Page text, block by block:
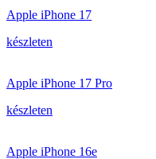
Apple iPhone 17
készleten
Apple iPhone 17 Pro
készleten
Apple iPhone 16e